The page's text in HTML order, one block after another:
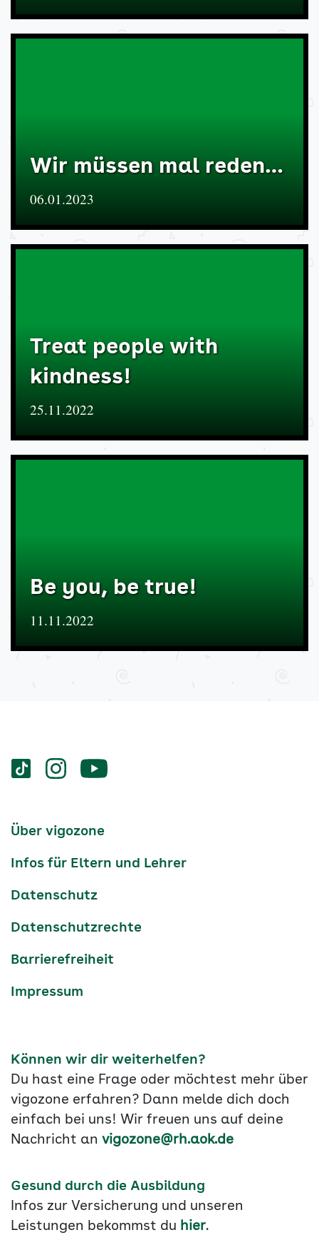
Wir müssen mal reden…
06.01.2023
Treat people with
kindness!
25.11.2022
Be you, be true!
11.11.2022
Services
Social-
vigozone.de
vigozone.devigozone.de
Services-
Über vigozone
Infos für Eltern und Lehrer
Datenschutz
Datenschutzrechte
Barrierefreiheit
Impressum
Können wir dir weiterhelfen?
Du hast eine Frage oder möchtest mehr über
vigozone erfahren? Dann melde dich doch
einfach bei uns! Wir freuen uns auf deine
Nachricht an vigozone@rh.aok.de
Gesund durch die Ausbildung
Infos zur Versicherung und unseren
Leistungen bekommst du hier.